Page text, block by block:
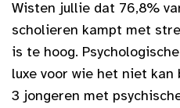
Wisten jullie dat 76,8%
scholieren kampt met
is te hoog.
luxe voor wie het niet kan
3 jongeren met